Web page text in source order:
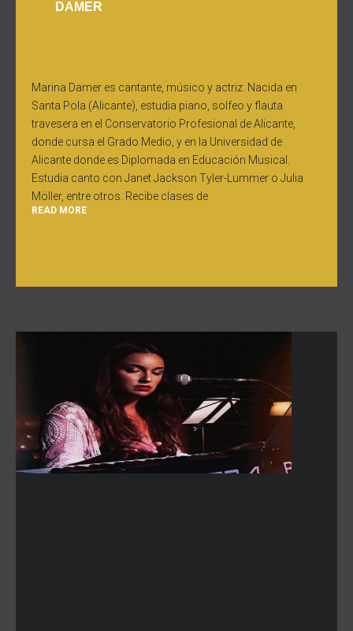
DAMER
Marina Damer es cantante, músico y actriz. Nacida en
Santa Pola (Alicante), estudia piano, solfeo y flauta
travesera en el Conservatorio Profesional de Alicante,
donde cursa el Grado Medio, y en la Universidad de
Alicante donde es Diplomada en Educación Musical.
Estudia canto con Janet Jackson Tyler-Lummer o Julia
Möller, entre otros. Recibe clases de
READ MORE